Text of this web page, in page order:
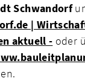
Schwandorf
|
aktuell - oder